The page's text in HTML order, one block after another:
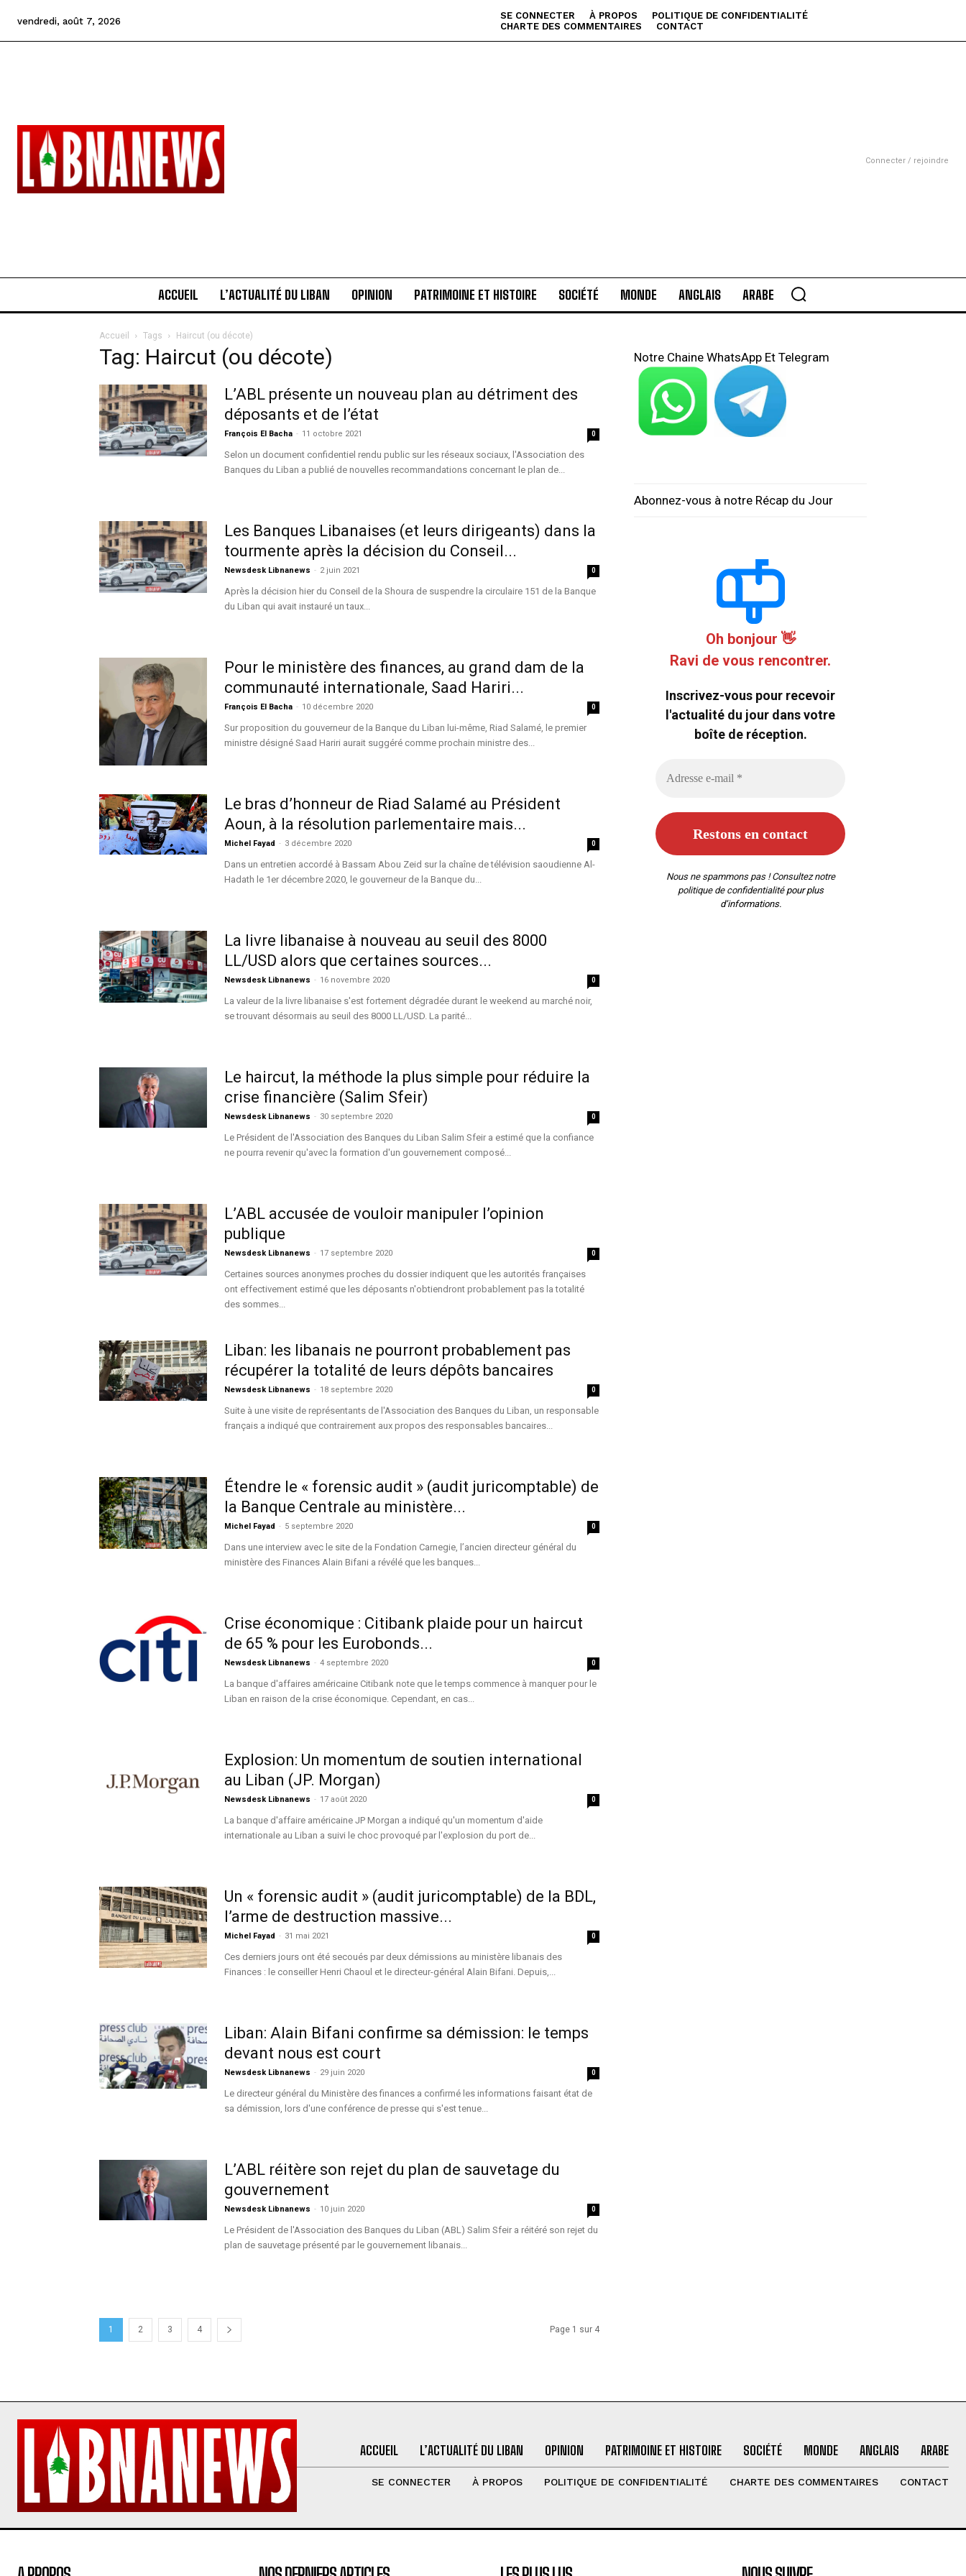
vendredi, août 7, 2026 SE CONNECTER À PROPOS
POLITIQUE DE CONFIDENTIALITÉ
CHARTE DES COMMENTAIRES
CONTACT
Connecter / rejoindre
ACCUEIL L’ACTUALITÉ DU LIBAN OPINION PATRIMOINE ET HISTOIRE SOCIÉTÉ MONDE ANGLAIS ARABE
Accueil Tags Haircut (ou décote)
Tag: Haircut (ou décote)
L’ABL présente un nouveau plan au détriment des
déposants et de l’état
François El Bacha - 11 octobre 2021 0
Selon un document confidentiel rendu public sur les réseaux sociaux, l'Association des
Banques du Liban a publié de nouvelles recommandations concernant le plan de...
Les Banques Libanaises (et leurs dirigeants) dans la
tourmente après la décision du Conseil...
Newsdesk Libnanews - 2 juin 2021 0
Après la décision hier du Conseil de la Shoura de suspendre la circulaire 151 de la Banque
du Liban qui avait instauré un taux...
Pour le ministère des finances, au grand dam de la
communauté internationale, Saad Hariri...
François El Bacha - 10 décembre 2020 0
Sur proposition du gouverneur de la Banque du Liban lui-même, Riad Salamé, le premier
ministre désigné Saad Hariri aurait suggéré comme prochain ministre des...
Le bras d’honneur de Riad Salamé au Président
Aoun, à la résolution parlementaire mais...
Michel Fayad - 3 décembre 2020 0
Dans un entretien accordé à Bassam Abou Zeid sur la chaîne de télévision saoudienne Al-
Hadath le 1er décembre 2020, le gouverneur de la Banque du...
La livre libanaise à nouveau au seuil des 8000
LL/USD alors que certaines sources...
Newsdesk Libnanews - 16 novembre 2020 0
La valeur de la livre libanaise s'est fortement dégradée durant le weekend au marché noir,
se trouvant désormais au seuil des 8000 LL/USD. La parité...
Le haircut, la méthode la plus simple pour réduire la
crise financière (Salim Sfeir)
Newsdesk Libnanews - 30 septembre 2020 0
Le Président de l'Association des Banques du Liban Salim Sfeir a estimé que la confiance
ne pourra revenir qu'avec la formation d'un gouvernement composé...
L’ABL accusée de vouloir manipuler l’opinion
publique
Newsdesk Libnanews - 17 septembre 2020 0
Certaines sources anonymes proches du dossier indiquent que les autorités françaises
ont effectivement estimé que les déposants n'obtiendront probablement pas la totalité
des sommes...
Liban: les libanais ne pourront probablement pas
récupérer la totalité de leurs dépôts bancaires
Newsdesk Libnanews - 18 septembre 2020 0
Suite à une visite de représentants de l'Association des Banques du Liban, un responsable
français a indiqué que contrairement aux propos des responsables bancaires...
Étendre le « forensic audit » (audit juricomptable) de
la Banque Centrale au ministère...
Michel Fayad - 5 septembre 2020 0
Dans une interview avec le site de la Fondation Carnegie, l’ancien directeur général du
ministère des Finances Alain Bifani a révélé que les banques...
Crise économique : Citibank plaide pour un haircut
de 65 % pour les Eurobonds...
Newsdesk Libnanews - 4 septembre 2020 0
La banque d'affaires américaine Citibank note que le temps commence à manquer pour le
Liban en raison de la crise économique. Cependant, en cas...
Explosion: Un momentum de soutien international
au Liban (JP. Morgan)
Newsdesk Libnanews - 17 août 2020 0
La banque d'affaire américaine JP Morgan a indiqué qu'un momentum d'aide
internationale au Liban a suivi le choc provoqué par l'explosion du port de...
Un « forensic audit » (audit juricomptable) de la BDL,
l’arme de destruction massive...
Michel Fayad - 31 mai 2021 0
Ces derniers jours ont été secoués par deux démissions au ministère libanais des
Finances : le conseiller Henri Chaoul et le directeur-général Alain Bifani. Depuis,...
Liban: Alain Bifani confirme sa démission: le temps
devant nous est court
Newsdesk Libnanews - 29 juin 2020 0
Le directeur général du Ministère des finances a confirmé les informations faisant état de
sa démission, lors d'une conférence de presse qui s'est tenue...
L’ABL réitère son rejet du plan de sauvetage du
gouvernement
Newsdesk Libnanews - 10 juin 2020 0
Le Président de l'Association des Banques du Liban (ABL) Salim Sfeir a réitéré son rejet du
plan de sauvetage présenté par le gouvernement libanais...
1 2 3 4 Page 1 sur 4
Notre Chaine WhatsApp Et Telegram
Abonnez-vous à notre Récap du Jour
Oh bonjour 👋
Ravi de vous rencontrer.
Inscrivez-vous pour recevoir
l'actualité du jour dans votre
boîte de réception.
Nous ne spammons pas ! Consultez notre
politique de confidentialitépour plus
d’informations.
ACCUEIL L’ACTUALITÉ DU LIBAN OPINION PATRIMOINE ET HISTOIRE SOCIÉTÉ MONDE ANGLAIS ARABE
SE CONNECTER À PROPOS POLITIQUE DE CONFIDENTIALITÉ CHARTE DES COMMENTAIRES CONTACT